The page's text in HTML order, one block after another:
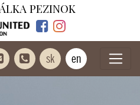
PEZINOK
sk en